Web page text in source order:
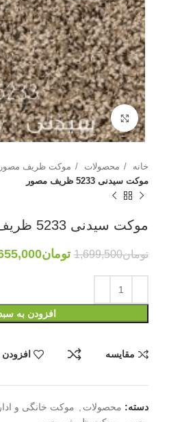
بزرگنمایی تصویر
خانه محصولات
موکت ظریف مصور
موکت سیدنی 5233 ظریف مصور
موکت سیدنی 5233 ظریف مصور
تومان1,699,500 تومان
افزودن به
مقایسه
دسته: محصولات موکت خانگی و